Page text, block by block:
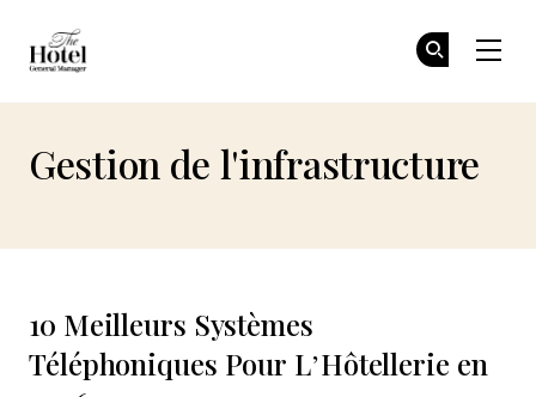
Gestion de l'infrastructure
10 Meilleurs Systèmes
Téléphoniques Pour L’Hôtellerie en